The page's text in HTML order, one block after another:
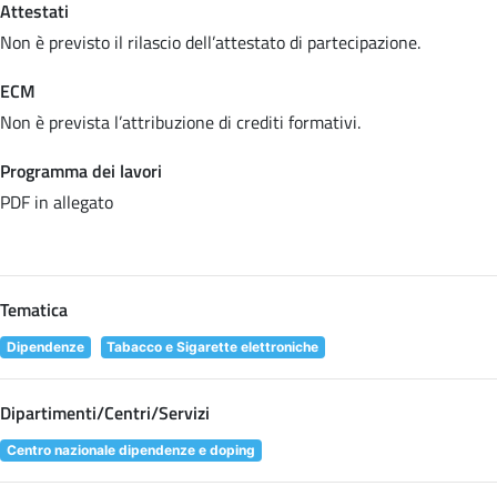
Attestati
Non è previsto il rilascio dell’attestato di partecipazione.
ECM
Non è prevista l’attribuzione di crediti formativi.
Programma dei lavori
PDF in allegato
Tematica
Dipendenze Tabacco e Sigarette elettroniche
Dipartimenti/Centri/Servizi
Centro nazionale dipendenze e doping